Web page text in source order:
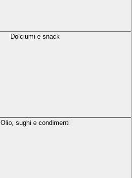
Dolciumi e snack
Olio, sughi e condimenti